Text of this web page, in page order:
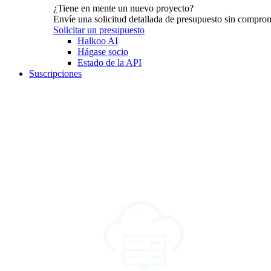
¿Tiene en mente un nuevo proyecto?
Envíe una solicitud detallada de presupuesto sin
Solicitar un presupuesto
Halkoo AI
Hágase socio
Estado de la API
Suscripciones